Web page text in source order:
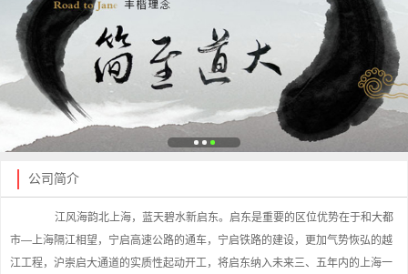
公司简介
江风海韵北上海，蓝天碧水新启东。启东是重要的区位优势在于和大都
市—上海隔江相望，宁启高速公路的通车，宁启铁路的建设，更加气势恢弘的越
江工程，沪崇启大通道的实质性起动开工，将启东纳入未来三、五年内的上海一